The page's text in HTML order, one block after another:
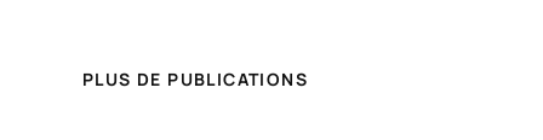
PLUS DE PUBLICATIONS